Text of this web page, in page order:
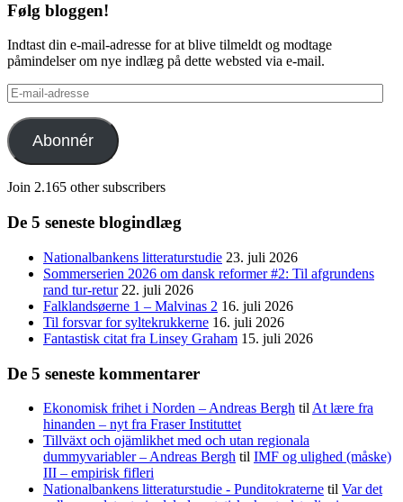
Følg bloggen!
Indtast din e-mail-adresse for at blive tilmeldt og modtage
påmindelser om nye indlæg på dette websted via e-mail.
E-
mail-
adresse
Abonnér
Join 2.165 other subscribers
De 5 seneste blogindlæg
Nationalbankens litteraturstudie 23. juli 2026
Sommerserien 2026 om dansk reformer #2: Til afgrundens
rand tur-retur 22. juli 2026
Falklandsøerne 1 – Malvinas 2 16. juli 2026
Til forsvar for syltekrukkerne 16. juli 2026
Fantastisk citat fra Linsey Graham 15. juli 2026
De 5 seneste kommentarer
Ekonomisk frihet i Norden – Andreas Bergh til At lære fra
hinanden – nyt fra Fraser Instituttet
Tillväxt och ojämlikhet med och utan regionala
dummyvariabler – Andreas Bergh til IMF og ulighed (måske)
III – empirisk fifleri
Nationalbankens litteraturstudie - Punditokraterne til Var det